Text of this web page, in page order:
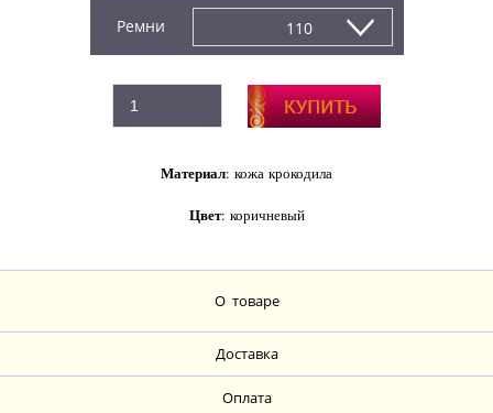
Ремни 110
Материал: кожа крокодила
Цвет: коричневый
О товаре
Доставка
Оплата